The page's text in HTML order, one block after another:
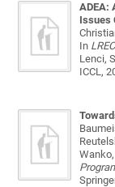
ADEA:
Issues
In
Lenci,
ICCL,